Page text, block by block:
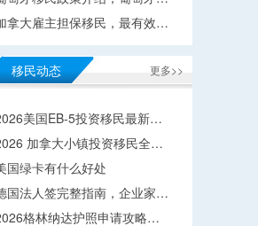
拿大雇主担保移民，最有效…
更多>>
移民动态
美国EB-5投资移民最新…
加拿大小镇投资移民全…
国绿卡有什么好处
国法人签完整指南，企业家…
格林纳达护照申请攻略…